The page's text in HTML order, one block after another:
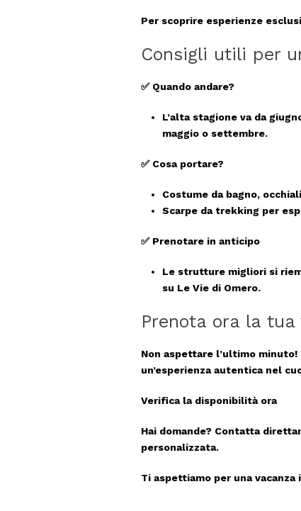
Per scoprire esperienze
Consigli utili per
✅ Quando andare?
L’alta stagione va da
maggio o settembre.
✅ Cosa portare?
Costume da bagno,
Scarpe da trekking per
✅ Prenotare in anticipo
Le strutture migliori si
su Le Vie di Omero.
Prenota ora la tua
Non aspettare l’ultimo minuto!
un’esperienza autentica nel
Verifica la disponibilità ora
Hai domande? Contatta
personalizzata.
Ti aspettiamo per una